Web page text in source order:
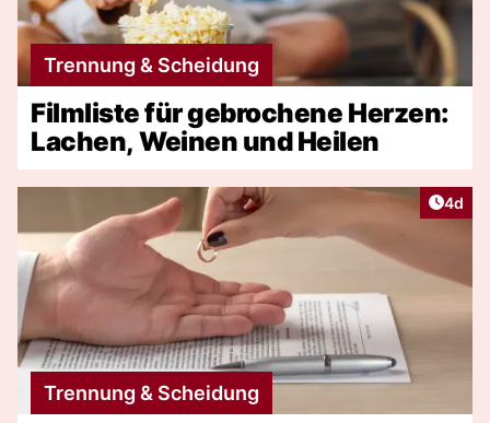
Trennung & Scheidung
Filmliste für gebrochene Herzen:
Lachen, Weinen und Heilen
4d
Trennung & Scheidung